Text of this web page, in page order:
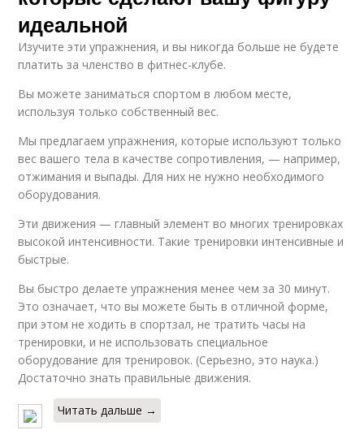
идеальной
Изучите эти упражнения, и вы никогда больше не будете
платить за членство в фитнес-клубе.
Вы можете заниматься спортом в любом месте,
используя только собственный вес.
Мы предлагаем упражнения, которые используют только
вес вашего тела в качестве сопротивления, — например,
отжимания и выпады. Для них не нужно необходимого
оборудования.
Эти движения — главный элемент во многих тренировках
высокой интенсивности. Такие тренировки интенсивные и
быстрые.
Вы быстро делаете упражнения менее чем за 30 минут.
Это означает, что вы можете быть в отличной форме,
при этом не ходить в спортзал, не тратить часы на
тренировки, и не использовать специальное
оборудование для тренировок. (Серьезно, это наука.)
Достаточно знать правильные движения.
Читать дальше →